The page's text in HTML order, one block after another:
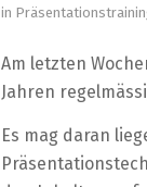
in
Am letzten
Jahren
Es mag daran